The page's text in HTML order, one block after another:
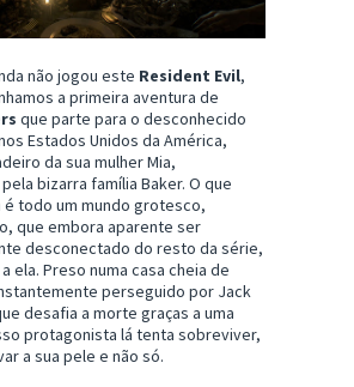
não jogou este Resident Evil,
a primeira aventura de
que parte para o desconhecido
Estados Unidos da América,
da sua mulher Mia,
bizarra família Baker. O que
é todo um mundo grotesco,
que embora aparente ser
desconectado do resto da série,
ela. Preso numa casa cheia de
perseguido por Jack
desafia a morte graças a uma
protagonista lá tenta sobreviver,
a sua pele e não só.